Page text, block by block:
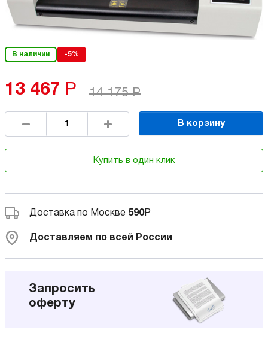
В наличии -5%
13 467 Р 14 175 Р
В корзину
Купить в один клик
Доставка по Москве 590Р
Доставляем по всей России
Запросить
оферту